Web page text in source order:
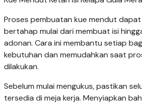
Proses pembuatan kue mendut
bertahap mulai dari membuat isi
adonan. Cara ini membantu setiap
kebutuhan dan memudahkan saat
dilakukan.
Sebelum mulai mengukus, pastikan
tersedia di meja kerja. Menyiapkan